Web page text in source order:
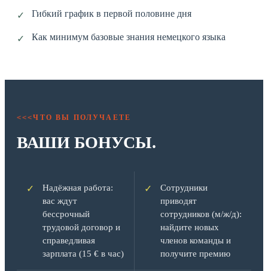
✓ Гибкий график в первой половине дня
✓ Как минимум базовые знания немецкого языка
<<<ЧТО ВЫ ПОЛУЧАЕТЕ
ВАШИ БОНУСЫ.
✓
Надёжная работа:
вас ждут
бессрочный
трудовой договор и
справедливая
зарплата (15 € в час)
✓
Сотрудники
приводят
сотрудников (м/ж/д):
найдите новых
членов команды и
получите премию